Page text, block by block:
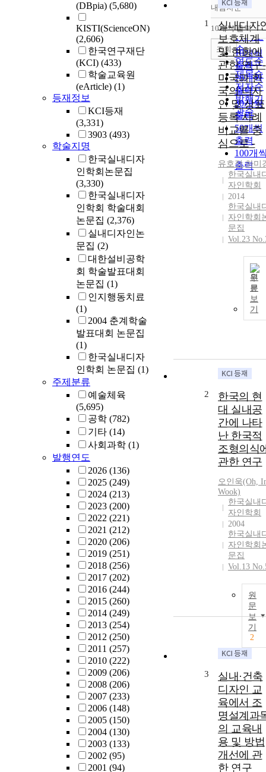
(DBpia) (5,680)
KISTI(ScienceON)
(2,606)
한국연구재단
(KCI) (433)
학술교육원
(eArticle) (1)
등재정보
KCI등재
(3,331)
3903 (493)
학술지명
한국실내디자
인학회논문집
(3,330)
한국실내디자
인학회 학술대회
논문집 (2,376)
실내디자인논
문집 (2)
대한설비공학
회 학술발표대회
논문집 (1)
인지행동치료
(1)
2004 춘계학술
발표대회 논문집
(1)
한국실내디자
인학회 논문집 (1)
주제분류
예술체육
(5,695)
공학 (782)
기타 (14)
사회과학 (1)
발행연도
2026 (136)
2025 (249)
2024 (213)
2023 (200)
2022 (221)
2021 (212)
2020 (206)
2019 (251)
2018 (256)
2017 (202)
2016 (244)
2015 (260)
2014 (249)
2013 (254)
2012 (250)
2011 (257)
2010 (222)
2009 (206)
2008 (206)
2007 (233)
2006 (148)
2005 (150)
2004 (130)
2003 (133)
2002 (95)
2001 (94)
정확도
순
인기도
순
연도순
제목순
저자순
발행기
관순
내림차순
내림차
10개씩 출력
10개씩
출력
20개씩
출력
30개씩
출력
50개씩
출력
100개
출력
조회
1
실내디자
보호체계
및 현황에
관한 연구-
미국과 한
국의 디자
인 및 상표
등록 사례
비교를 중
심으로 -
유호정,하미
한국실내
자인학회
2014
한국실내
자인학회
문집
Vol.23
원
문
보
기
2
한국의 현
대 실내공
간에 나타
난 한국적
조형의식
관한 연구
오인욱(Oh,
Wook)
한국실내
자인학회
2004
한국실내
자인학회
문집
Vol.13
원
문
보
기
2
3
실내·건축
디자인 교
육에서 조
명설계과
의 교육내
용 및 방법
개선에 관
한 연구